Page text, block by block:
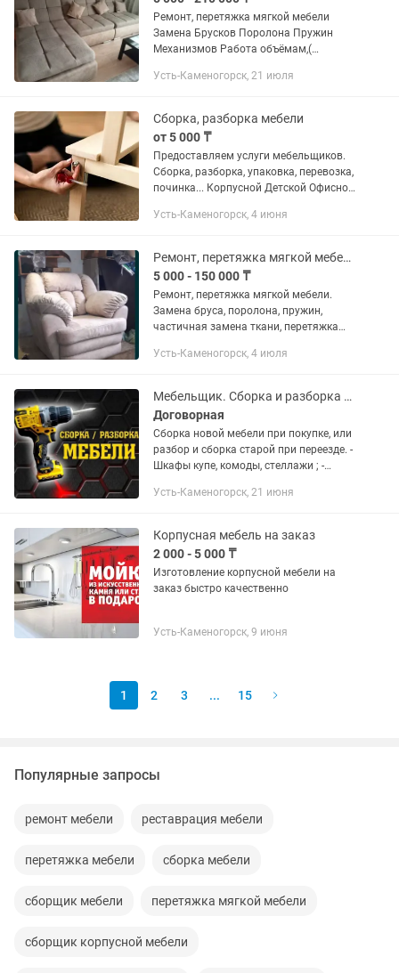
Ремонт, перетяжка мягкой мебели
Замена Брусков Поролона Пружин
Механизмов Работа объёмам,(
Стоматологий ,Гостиниц) Отправляйте
Усть-Каменогорск, 21 июля
Сборка, разборка мебели
от 5 000 ₸
Предоставляем услуги мебельщиков.
Сборка, разборка, упаковка, перевозка,
починка... Корпусной Детской Офисной
выходных
Усть-Каменогорск, 4 июня
Ремонт, перетяжка мягкой мебели. Изготовление пуфиков.
5 000 - 150 000 ₸
Ремонт, перетяжка мягкой мебели.
Замена бруса, поролона, пружин,
частичная замена ткани, перетяжка
другое. Изготовление пуфиков на
Усть-Каменогорск, 4 июля
Мебельщик. Сборка и разборка мебели.
Договорная
Сборка новой мебели при покупке, или
разбор и сборка старой при переезде. -
Шкафы купе, комоды, стеллажи ; -
Детская мебель ; - Сборка кровати,
Усть-Каменогорск, 21 июня
Корпусная мебель на заказ
2 000 - 5 000 ₸
Изготовление корпусной мебели на
заказ быстро качественно
Усть-Каменогорск, 9 июня
1 2 3 ... 15
Популярные запросы
ремонт мебели реставрация мебели
перетяжка мебели сборка мебели
сборщик мебели перетяжка мягкой мебели
сборщик корпусной мебели